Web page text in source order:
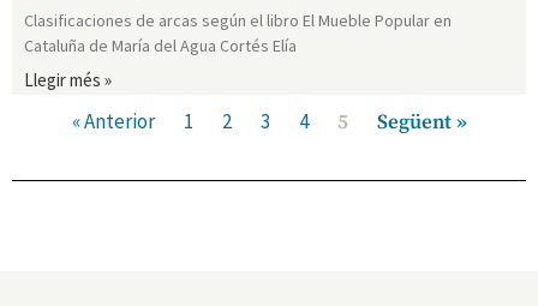
Clasificaciones de arcas según el libro El Mueble Popular en
Cataluña de María del Agua Cortés Elía
Llegir més »
« Anterior 1 2 3 4 5 Següent »